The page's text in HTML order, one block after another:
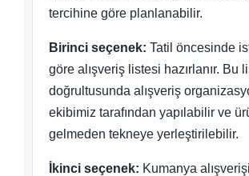
tercihine göre planlanabilir.
Birinci seçenek: Tatil öncesinde
göre alışveriş listesi hazırlanır. Bu
doğrultusunda alışveriş
ekibimiz tarafından yapılabilir ve
gelmeden tekneye yerleştirilebilir.
İkinci seçenek: Kumanya